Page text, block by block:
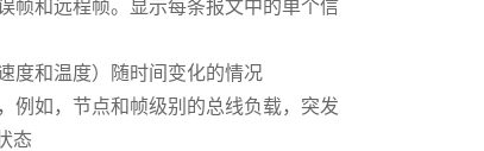
帧和远程帧。显示每条报文中的单个信
度和温度）随时间变化的情况
例如，节点和帧级别的总线负载，突发
态